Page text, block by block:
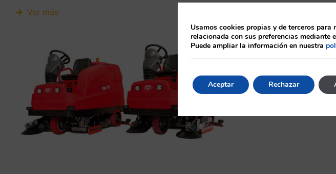
Ver más
Usamos cookies propias y de terceros
relacionada con sus preferencias mediante
Puede ampliar la información en nuestra
Aceptar Rechazar